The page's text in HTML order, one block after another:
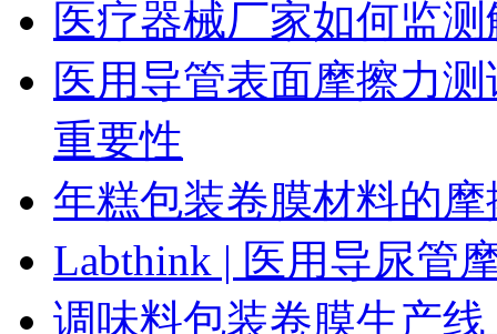
医疗器械厂家如何监
医用导管表面摩擦力
重要性
年糕包装卷膜材料的
Labthink | 医用导尿管
调味料包装卷膜生产